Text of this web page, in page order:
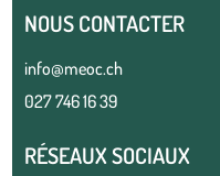
NOUS CONTACTER
info@meoc.ch
027 746 16 39
RÉSEAUX SOCIAUX